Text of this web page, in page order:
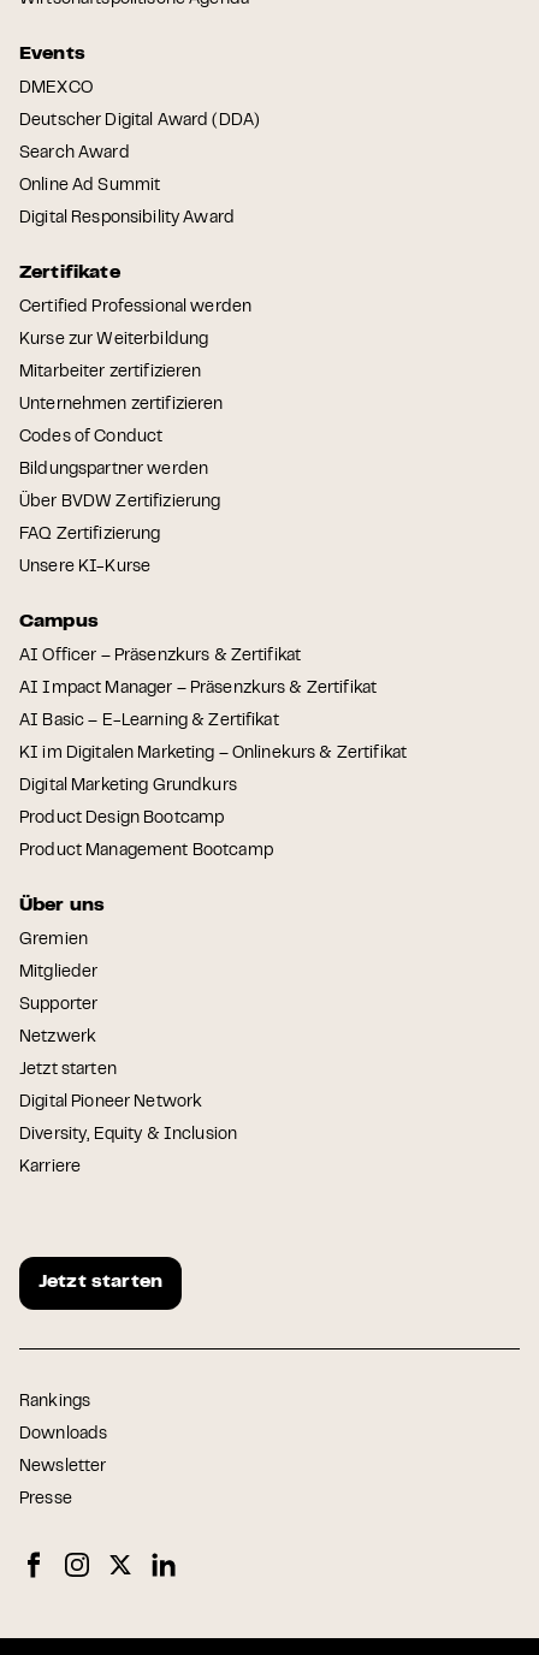
Events
DMEXCO
Deutscher Digital Award (DDA)
Search Award
Online Ad Summit
Digital Responsibility Award
Zertifikate
Certified Professional werden
Kurse zur Weiterbildung
Mitarbeiter zertifizieren
Unternehmen zertifizieren
Codes of Conduct
Bildungspartner werden
Über BVDW Zertifizierung
FAQ Zertifizierung
Unsere KI-Kurse
Campus
AI Officer – Präsenzkurs & Zertifikat
AI Impact Manager – Präsenzkurs & Zertifikat
AI Basic – E-Learning & Zertifikat
KI im Digitalen Marketing – Onlinekurs & Zertifikat
Digital Marketing Grundkurs
Product Design Bootcamp
Product Management Bootcamp
Über uns
Gremien
Mitglieder
Supporter
Netzwerk
Jetzt starten
Digital Pioneer Network
Diversity, Equity & Inclusion
Karriere
Jetzt starten
Rankings
Downloads
Newsletter
Presse